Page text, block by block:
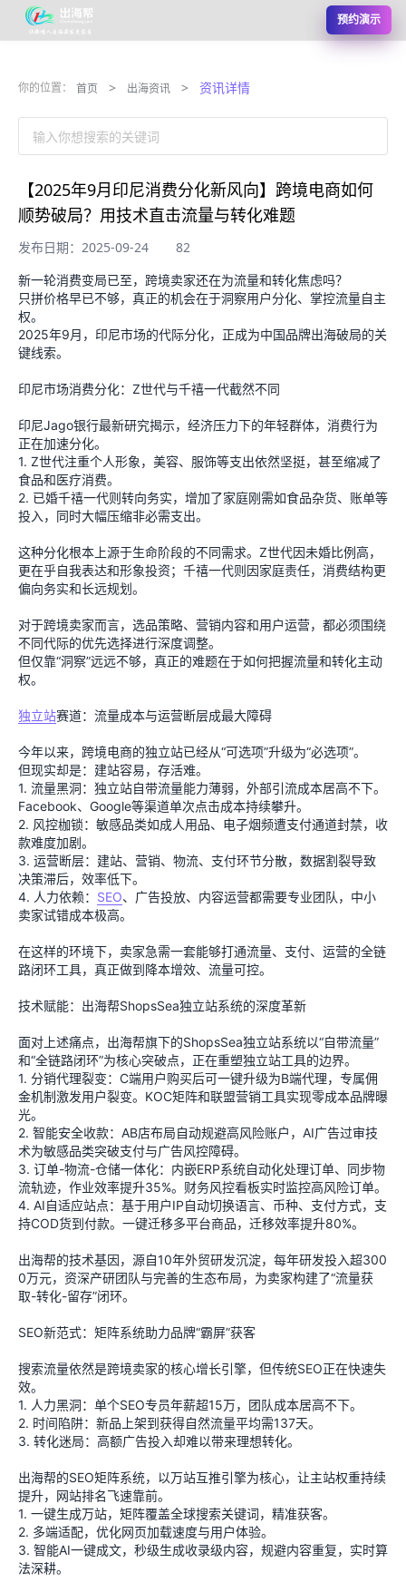
预约演示
你的位置： 首页 > 出海资讯 > 资讯详情
输入你想搜索的关键词
【2025年9月印尼消费分化新风向】跨境电商如何
顺势破局？用技术直击流量与转化难题
发布日期：2025-09-24 82
新一轮消费变局已至，跨境卖家还在为流量和转化焦虑吗？
只拼价格早已不够，真正的机会在于洞察用户分化、掌控流量自主
权。
2025年9月，印尼市场的代际分化，正成为中国品牌出海破局的关
键线索。
印尼市场消费分化：Z世代与千禧一代截然不同
印尼Jago银行最新研究揭示，经济压力下的年轻群体，消费行为
正在加速分化。
1. Z世代注重个人形象，美容、服饰等支出依然坚挺，甚至缩减了
食品和医疗消费。
2. 已婚千禧一代则转向务实，增加了家庭刚需如食品杂货、账单等
投入，同时大幅压缩非必需支出。
这种分化根本上源于生命阶段的不同需求。Z世代因未婚比例高，
更在乎自我表达和形象投资；千禧一代则因家庭责任，消费结构更
偏向务实和长远规划。
对于跨境卖家而言，选品策略、营销内容和用户运营，都必须围绕
不同代际的优先选择进行深度调整。
但仅靠“洞察”远远不够，真正的难题在于如何把握流量和转化主动
权。
独立站赛道：流量成本与运营断层成最大障碍
今年以来，跨境电商的独立站已经从“可选项”升级为“必选项”。
但现实却是：建站容易，存活难。
1. 流量黑洞：独立站自带流量能力薄弱，外部引流成本居高不下。
Facebook、Google等渠道单次点击成本持续攀升。
2. 风控枷锁：敏感品类如成人用品、电子烟频遭支付通道封禁，收
款难度加剧。
3. 运营断层：建站、营销、物流、支付环节分散，数据割裂导致
决策滞后，效率低下。
4. 人力依赖： SEO、广告投放、内容运营都需要专业团队，中小
卖家试错成本极高。
在这样的环境下，卖家急需一套能够打通流量、支付、运营的全链
路闭环工具，真正做到降本增效、流量可控。
技术赋能：出海帮ShopsSea独立站系统的深度革新
面对上述痛点，出海帮旗下的ShopsSea独立站系统以“自带流量”
和“全链路闭环”为核心突破点，正在重塑独立站工具的边界。
1. 分销代理裂变：C端用户购买后可一键升级为B端代理，专属佣
金机制激发用户裂变。KOC矩阵和联盟营销工具实现零成本品牌曝
光。
2. 智能安全收款：AB店布局自动规避高风险账户，AI广告过审技
术为敏感品类突破支付与广告风控障碍。
3. 订单-物流-仓储一体化：内嵌ERP系统自动化处理订单、同步物
流轨迹，作业效率提升35%。财务风控看板实时监控高风险订单。
4. AI自适应站点：基于用户IP自动切换语言、币种、支付方式，支
持COD货到付款。一键迁移多平台商品，迁移效率提升80%。
出海帮的技术基因，源自10年外贸研发沉淀，每年研发投入超300
0万元，资深产研团队与完善的生态布局，为卖家构建了“流量获
取-转化-留存”闭环。
SEO新范式：矩阵系统助力品牌“霸屏”获客
搜索流量依然是跨境卖家的核心增长引擎，但传统SEO正在快速失
效。
1. 人力黑洞：单个SEO专员年薪超15万，团队成本居高不下。
2. 时间陷阱：新品上架到获得自然流量平均需137天。
3. 转化迷局：高额广告投入却难以带来理想转化。
出海帮的SEO矩阵系统，以万站互推引擎为核心，让主站权重持续
提升，网站排名飞速靠前。
1. 一键生成万站，矩阵覆盖全球搜索关键词，精准获客。
2. 多端适配，优化网页加载速度与用户体验。
3. 智能AI一键成文，秒级生成收录级内容，规避内容重复，实时算
法深耕。